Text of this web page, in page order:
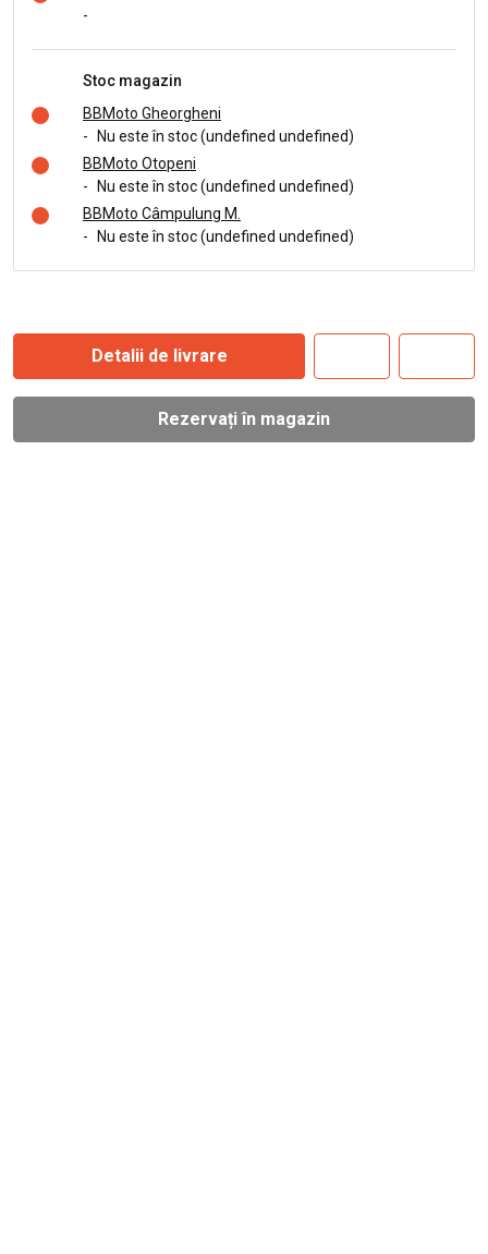
-
Stoc magazin
BBMoto Gheorgheni
-
Nu este în stoc (undefined undefined)
BBMoto Otopeni
-
Nu este în stoc (undefined undefined)
BBMoto Câmpulung M.
-
Nu este în stoc (undefined undefined)
Detalii de livrare
Rezervați în magazin